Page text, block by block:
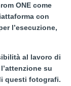
ONE come
con
l’esecuzione,
al lavoro di
su
questi fotografi.